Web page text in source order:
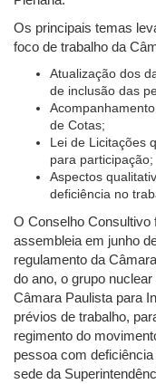
Os principais temas
foco de trabalho da
Atualização dos
de inclusão das
de Cotas;
Lei de Licitações
para participação;
Aspectos
deficiência no
O Conselho Consultivo
assembleia em junho
regulamento da
do ano, o grupo
Câmara Paulista para
prévios de trabalho,
regimento do
pessoa com
sede da